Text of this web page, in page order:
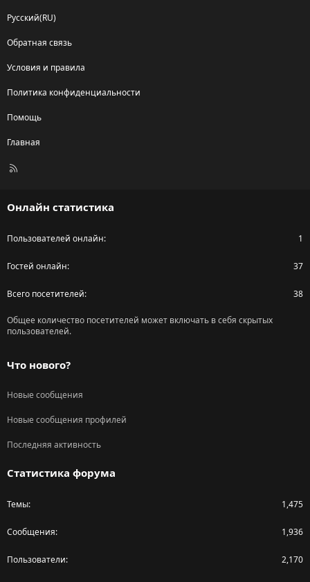
Русский(RU)
Обратная связь
Условия и правила
Политика конфиденциальности
Помощь
Главная
R
Онлайн статистика
Пользователей онлайн 1
Гостей онлайн 37
Всего посетителей 38
Общее количество посетителей может включать в себя скрытых
пользователей.
Что нового?
Новые сообщения
Новые сообщения профилей
Последняя активность
Статистика форума
Темы 1,475
Сообщения 1,936
Пользователи 2,170